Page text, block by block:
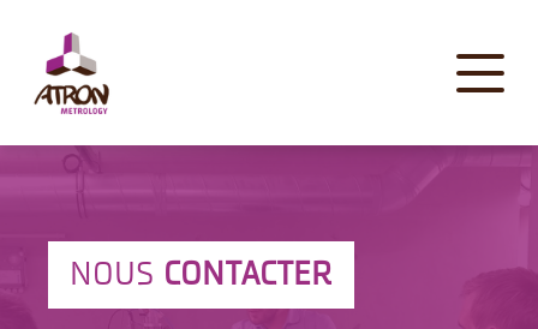
NOUS CONTACTER